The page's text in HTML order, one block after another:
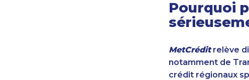
Pourquoi
MetCréditrelève
notamment de
crédit régionaux